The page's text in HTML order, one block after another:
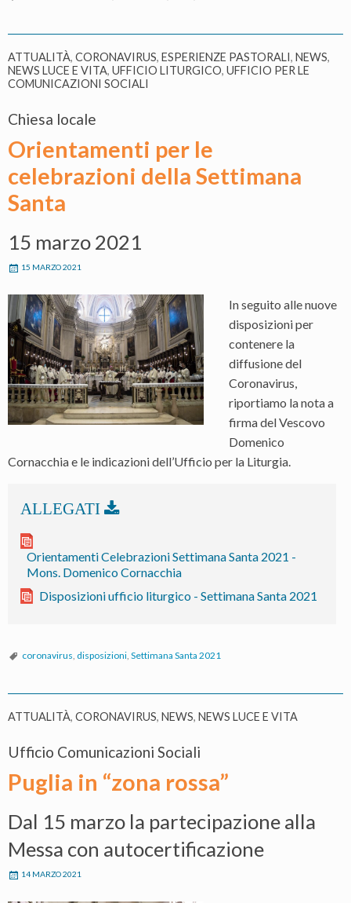
ATTUALITÀ, CORONAVIRUS, ESPERIENZE PASTORALI, NEWS,
NEWS LUCE E VITA, UFFICIO LITURGICO, UFFICIO PER LE
COMUNICAZIONI SOCIALI
Chiesa locale
Orientamenti per le
celebrazioni della Settimana
Santa
15 marzo 2021
15 MARZO 2021
In seguito alle nuove
disposizioni per
contenere la
diffusione del
Coronavirus,
riportiamo la nota a
firma del Vescovo
Domenico
Cornacchia e le indicazioni dell’Ufficio per la Liturgia.
Orientamenti Celebrazioni Settimana Santa 2021 -
Mons. Domenico Cornacchia
Disposizioni ufficio liturgico - Settimana Santa 2021
coronavirus, disposizioni, Settimana Santa 2021
ATTUALITÀ, CORONAVIRUS, NEWS, NEWS LUCE E VITA
Ufficio Comunicazioni Sociali
Puglia in “zona rossa”
Dal 15 marzo la partecipazione alla
Messa con autocertificazione
14 MARZO 2021